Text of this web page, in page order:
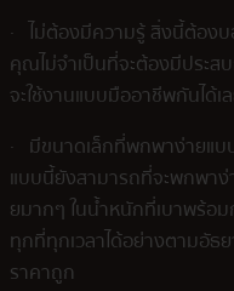
· ไม่ต้องมีความรู้ สิ่งนี้ต้องบ
คุณไม่จำเป็นที่จะต้องมีประ
จะใช้งานแบบมืออาชีพกันได้เ
· มีขนาดเล็กที่พกพาง่ายแบ
แบบนี้ยังสามารถที่จะพกพาง่
ยมากๆ ในน้ำหนักที่เบาพร้อ
ทุกที่ทุกเวลาได้อย่างตามอัธ
ราคาถูก